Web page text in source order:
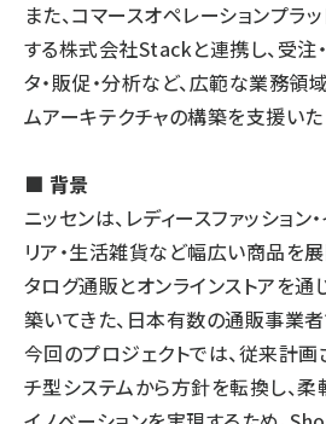
また、コマースオペレーションプラ
する株式会社Stackと連携し、受注
タ・販促・分析など、広範な業務領
ムアーキテクチャの構築を支援いた
■ 背景
ニッセンは、レディースファッション
リア・生活雑貨など幅広い商品を
タログ通販とオンラインストアを
築いてきた、日本有数の通販事業者
今回のプロジェクトでは、従来計画
チ型システムから方針を転換し、柔